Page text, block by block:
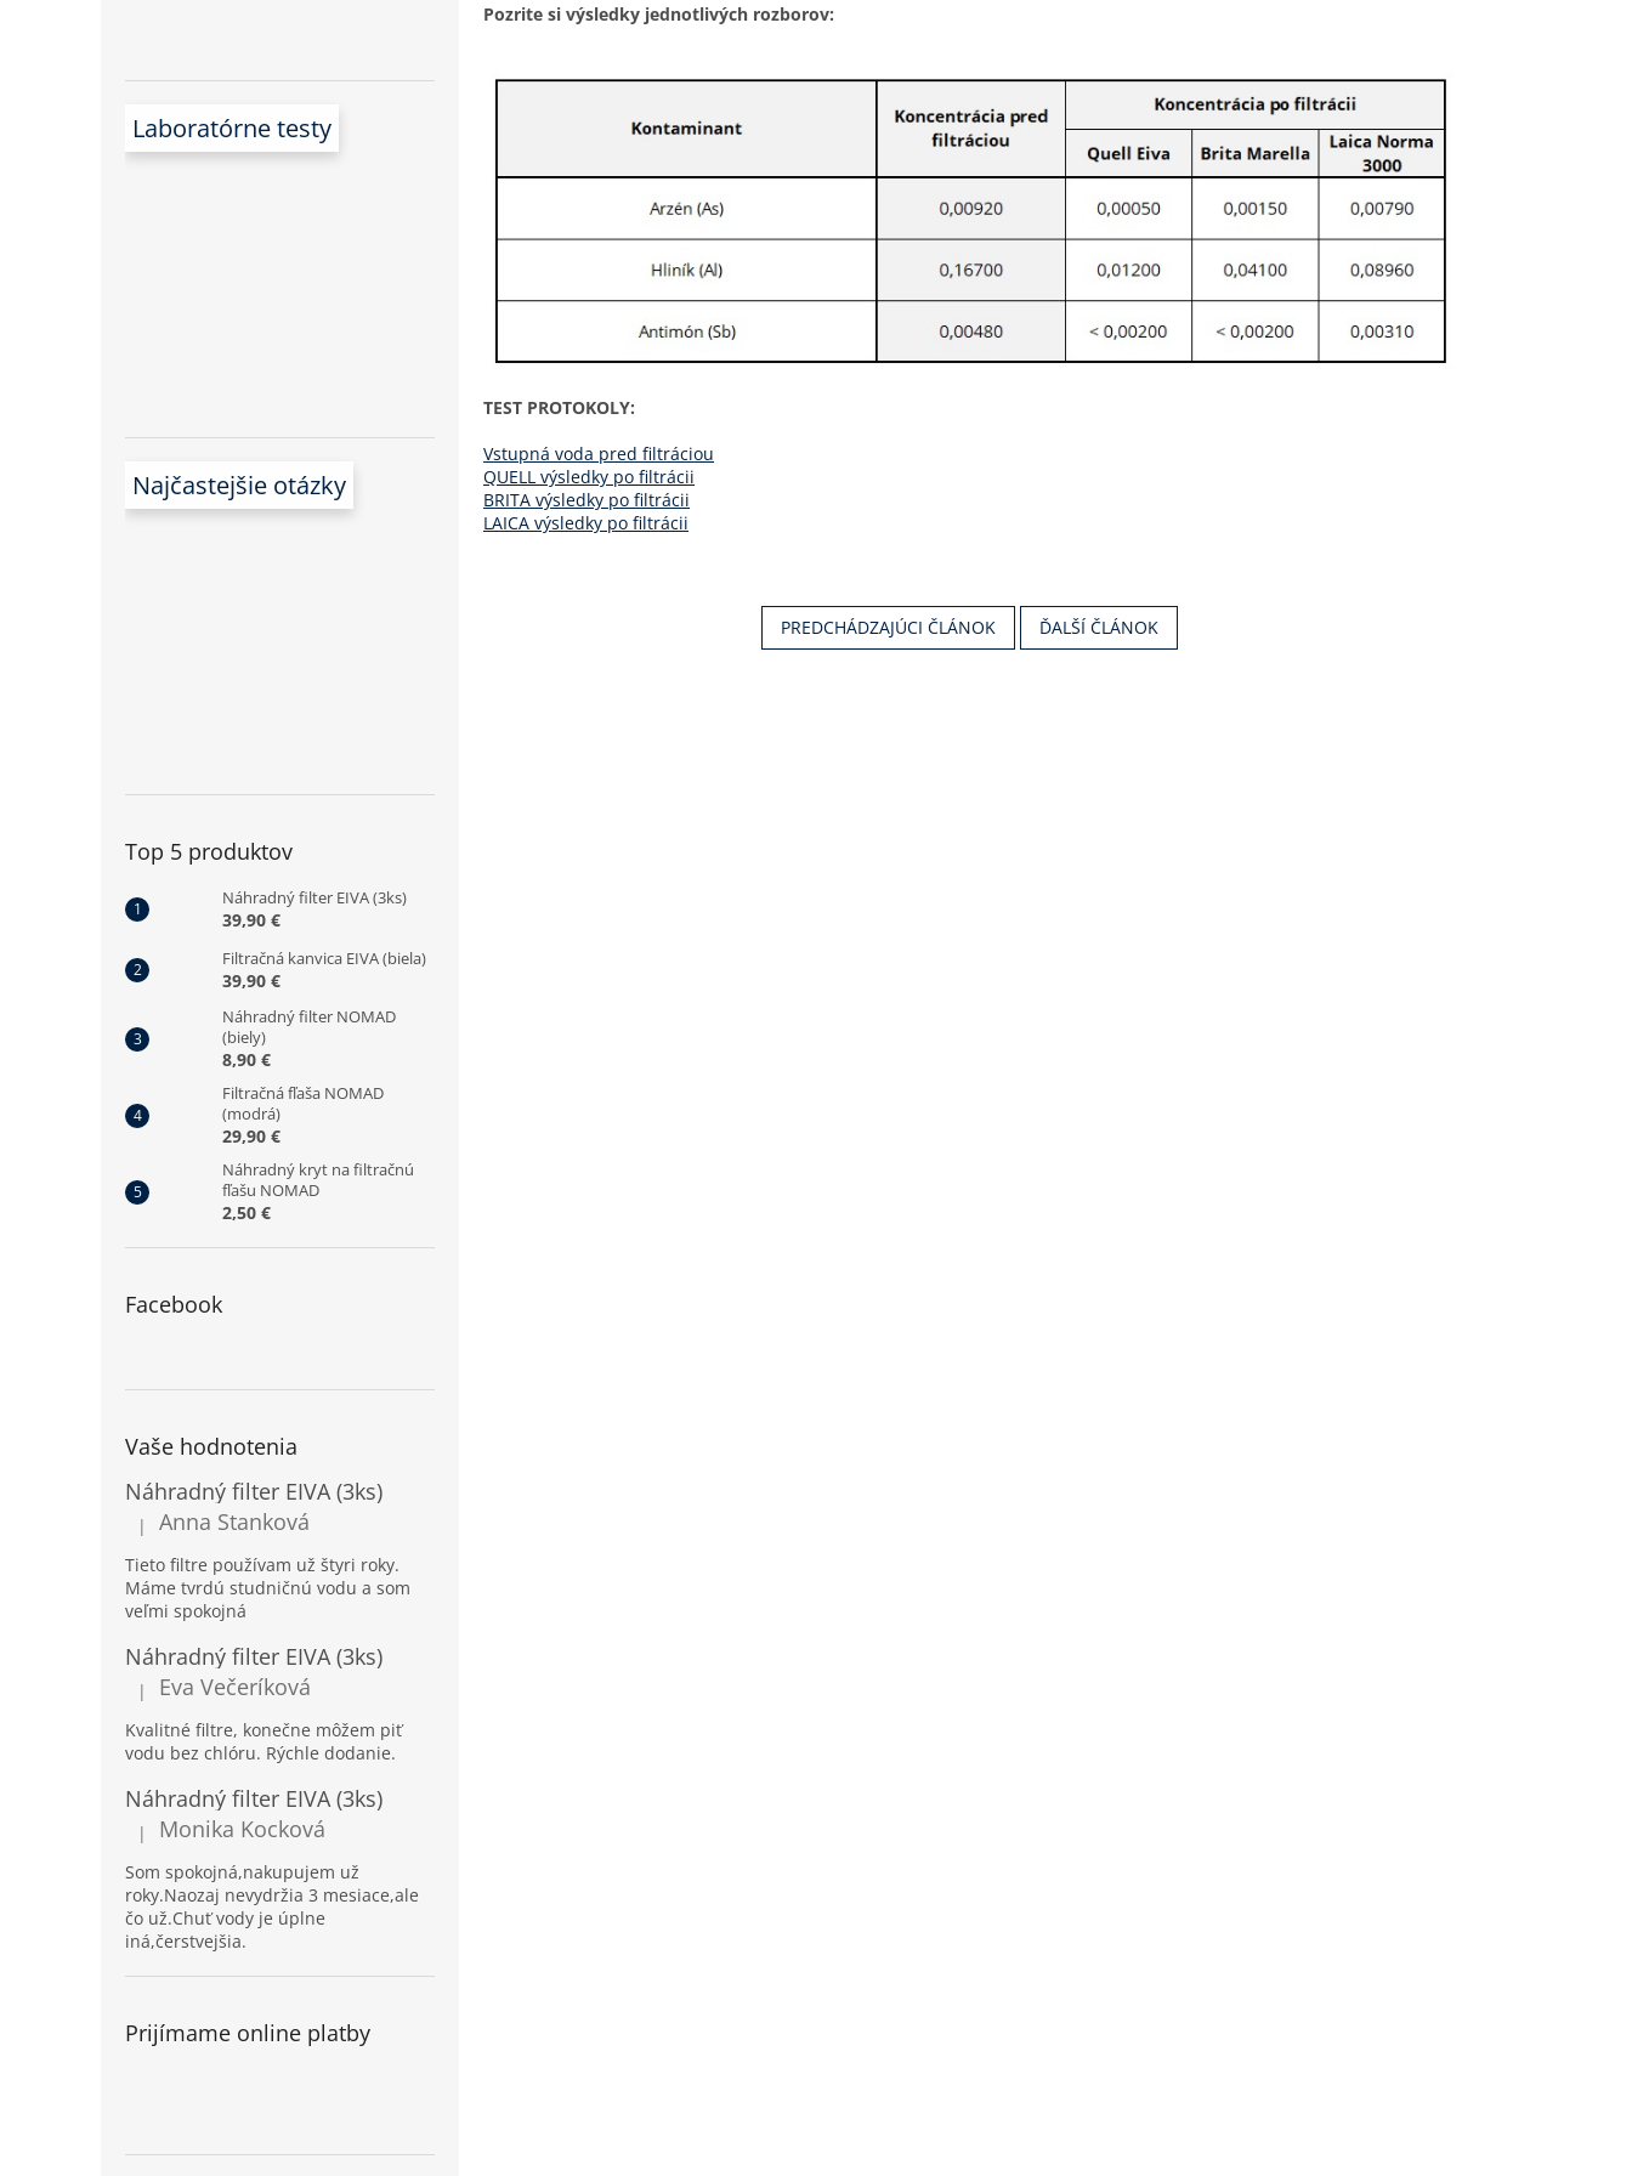
Laboratórne testy
Najčastejšie otázky
Top 5 produktov
Náhradný filter EIVA (3ks)
39,90 €
Filtračná kanvica EIVA (biela)
39,90 €
Náhradný filter NOMAD
(biely)
8,90 €
Filtračná fľaša NOMAD
(modrá)
29,90 €
Náhradný kryt na filtračnú
fľašu NOMAD
2,50 €
Facebook
Vaše hodnotenia
Náhradný filter EIVA (3ks)
Hodnotenie produktu je 5 z 5 hviezdičiek.
| Anna Stanková
Tieto filtre používam už štyri roky.
Máme tvrdú studničnú vodu a som
veľmi spokojná
Náhradný filter EIVA (3ks)
Hodnotenie produktu je 5 z 5 hviezdičiek.
| Eva Večeríková
Kvalitné filtre, konečne môžem piť
vodu bez chlóru. Rýchle dodanie.
Náhradný filter EIVA (3ks)
Hodnotenie produktu je 5 z 5 hviezdičiek.
| Monika Kocková
Som spokojná,nakupujem už
roky.Naozaj nevydržia 3 mesiace,ale
čo už.Chuť vody je úplne
iná,čerstvejšia.
Prijímame online platby
Pozrite si výsledky jednotlivých rozborov:
TEST PROTOKOLY:
Vstupná voda pred filtráciou
QUELL výsledky po filtrácii
BRITA výsledky po filtrácii
LAICA výsledky po filtrácii
PREDCHÁDZAJÚCI ČLÁNOK ĎALŠÍ ČLÁNOK